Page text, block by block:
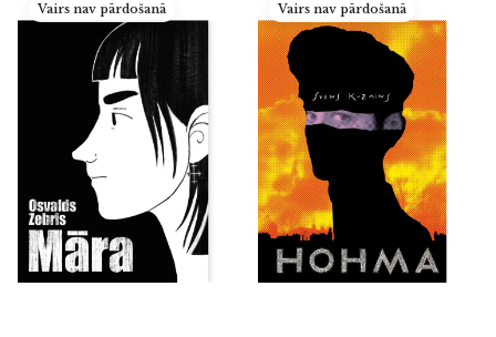
Vairs nav pārdošanā Vairs nav pārdošanā